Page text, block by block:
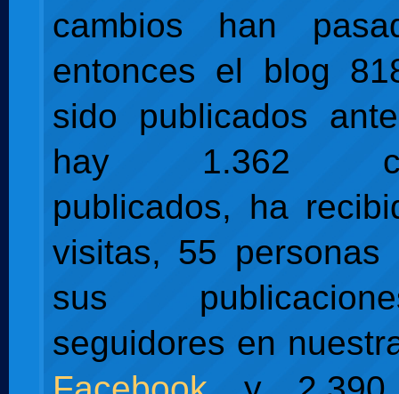
cambios han
entonces el blog
sido publicados
hay 1.362
publicados, ha
visitas, 55 personas
sus
seguidores en